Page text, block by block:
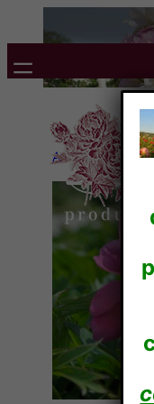
Accueil/Itoh